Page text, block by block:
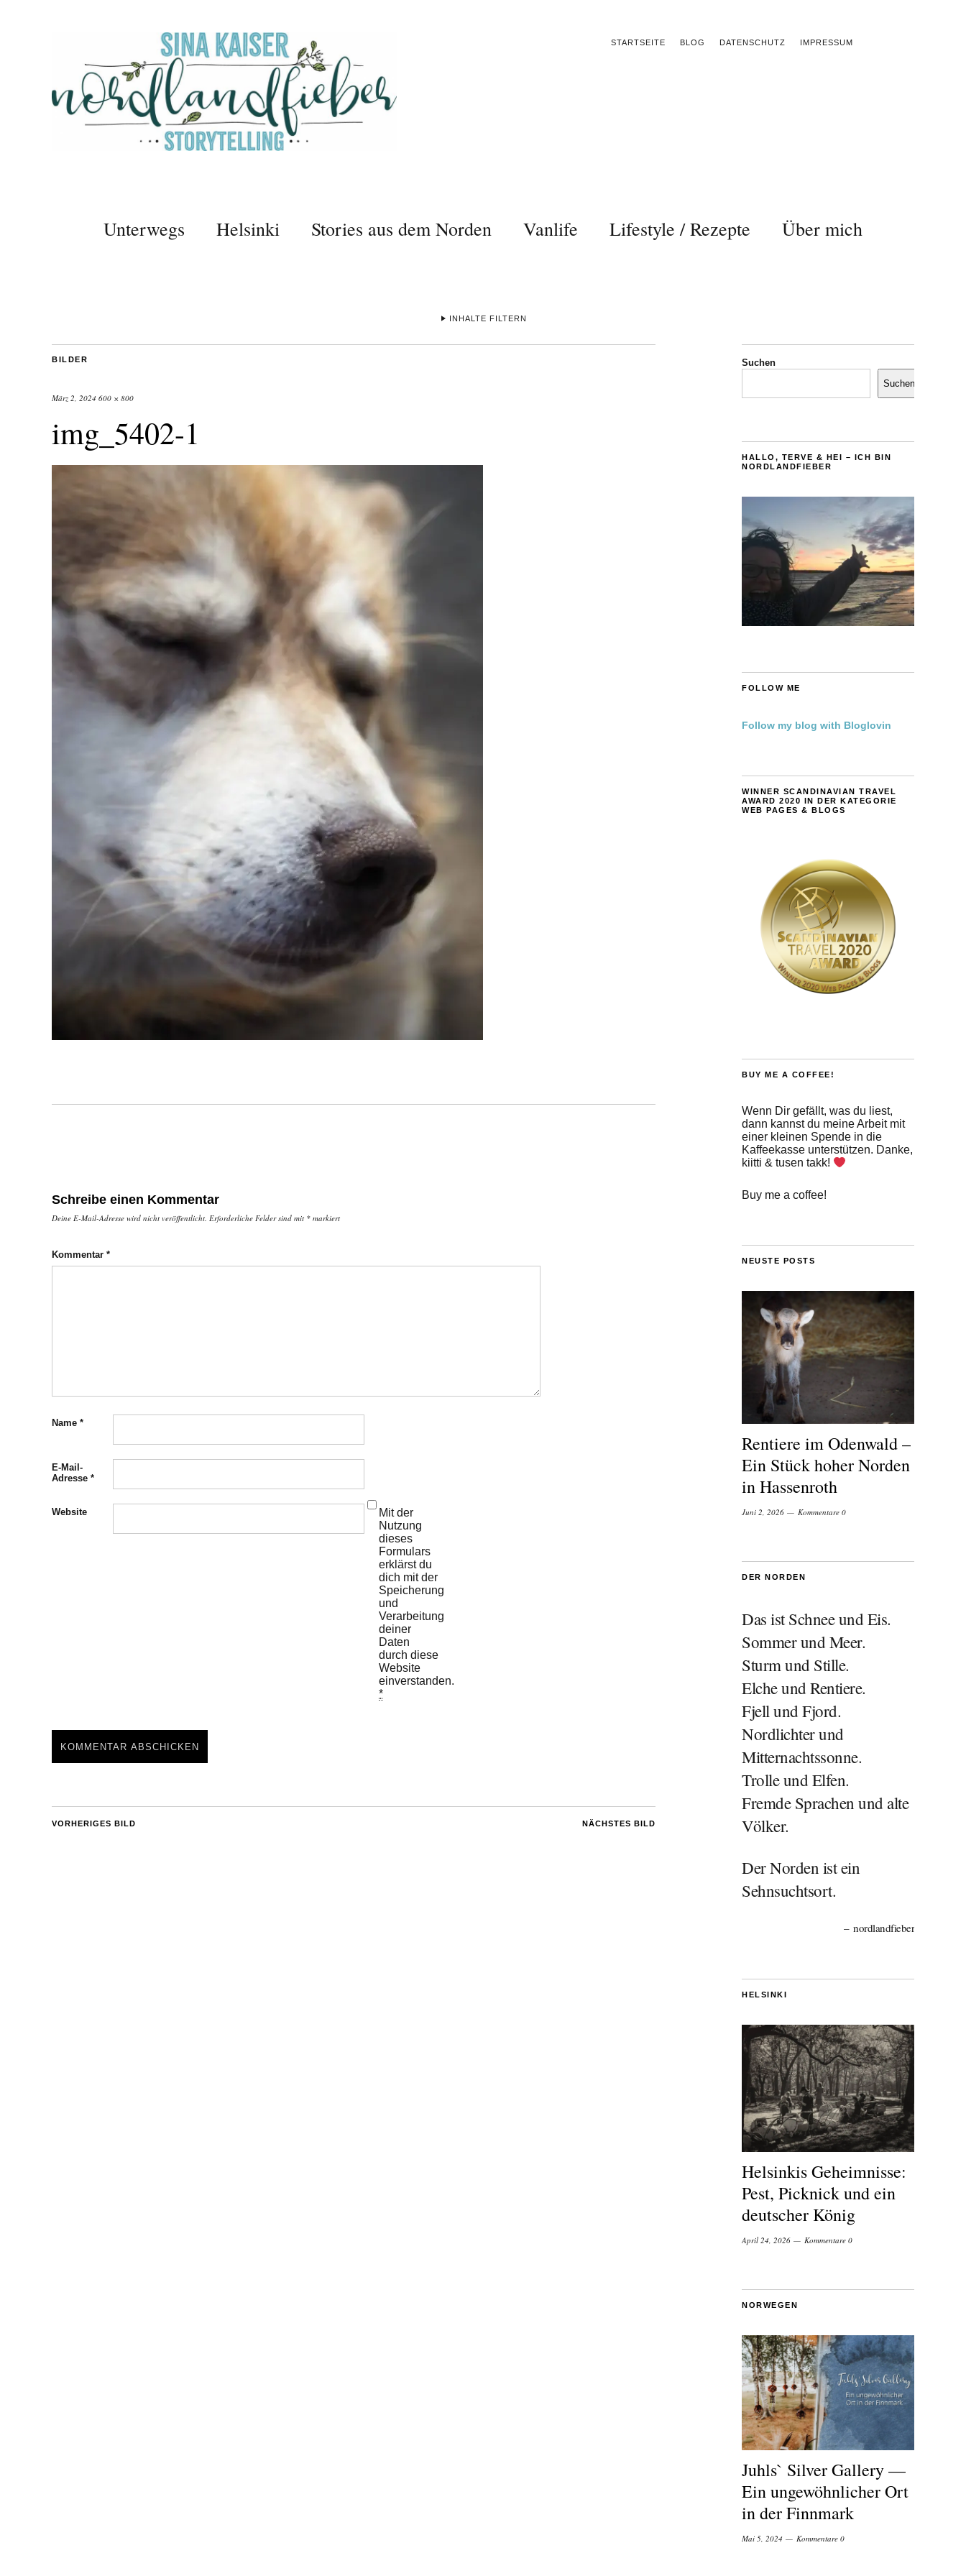
STARTSEITE BLOG DATENSCHUTZ IMPRESSUM
Unterwegs Helsinki Stories aus dem Norden Vanlife Lifestyle / Rezepte Über mich
INHALTE FILTERN
BILDER
März 2, 2024 600 × 800
img_5402-1
Schreibe einen Kommentar
Deine E-Mail-Adresse wird nicht veröffentlicht. Erforderliche Felder sind mit * markiert
Kommentar *
Name *
E-Mail-
Adresse *
Website
Mit der
Nutzung
dieses
Formulars
erklärst du
dich mit der
Speicherung
und
Verarbeitung
deiner
Daten
durch diese
Website
einverstanden.
*
NÄCHSTES BILD
VORHERIGES BILD
Suchen
Suchen
HALLO, TERVE & HEI – ICH BIN
NORDLANDFIEBER
FOLLOW ME
Follow my blog with Bloglovin
WINNER SCANDINAVIAN TRAVEL
AWARD 2020 IN DER KATEGORIE
WEB PAGES & BLOGS
BUY ME A COFFEE!
Wenn Dir gefällt, was du liest,
dann kannst du meine Arbeit mit
einer kleinen Spende in die
Kaffeekasse unterstützen. Danke,
kiitti & tusen takk!
Buy me a coffee!
NEUSTE POSTS
Rentiere im Odenwald –
Ein Stück hoher Norden
in Hassenroth
Juni 2, 2026 Kommentare 0
DER NORDEN
Das ist Schnee und Eis.
Sommer und Meer.
Sturm und Stille.
Elche und Rentiere.
Fjell und Fjord.
Nordlichter und
Mitternachtssonne.
Trolle und Elfen.
Fremde Sprachen und alte
Völker.
Der Norden ist ein
Sehnsuchtsort.
nordlandfieber
HELSINKI
Helsinkis Geheimnisse:
Pest, Picknick und ein
deutscher König
April 24, 2026 Kommentare 0
NORWEGEN
Juhls` Silver Gallery —
Ein ungewöhnlicher Ort
in der Finnmark
Mai 5, 2024 Kommentare 0